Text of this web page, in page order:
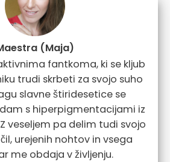
(Maja)
fantkoma, ki se kljub
trudi skrbeti za svojo suho
slavne štiridesetice se
s hiperpigmentacijami iz
veseljem pa delim tudi svojo
urejenih nohtov in vsega
me obdaja v življenju.